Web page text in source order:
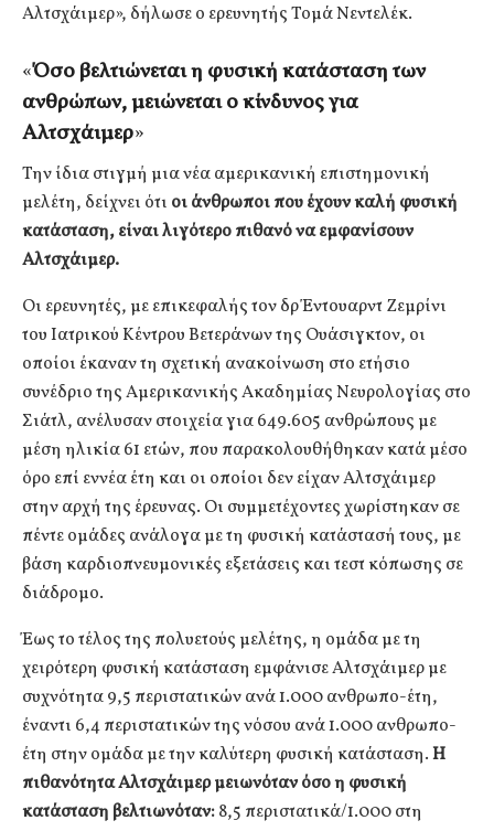
Αλτσχάιμερ», δήλωσε ο ερευνητής Τομά Νεντελέκ.
«Όσο βελτιώνεται η φυσική κατάσταση των
ανθρώπων, μειώνεται ο κίνδυνος για
Αλτσχάιμερ»
Την ίδια στιγμή μια νέα αμερικανική επιστημονική
μελέτη, δείχνει ότι οι άνθρωποι που έχουν καλή φυσική
κατάσταση, είναι λιγότερο πιθανό να εμφανίσουν
Αλτσχάιμερ.
Οι ερευνητές, με επικεφαλής τον δρ Έντουαρντ Ζεμρίνι
του Ιατρικού Κέντρου Βετεράνων της Ουάσιγκτον, οι
οποίοι έκαναν τη σχετική ανακοίνωση στο ετήσιο
συνέδριο της Αμερικανικής Ακαδημίας Νευρολογίας στο
Σιάτλ, ανέλυσαν στοιχεία για 649.605 ανθρώπους με
μέση ηλικία 61 ετών, που παρακολουθήθηκαν κατά μέσο
όρο επί εννέα έτη και οι οποίοι δεν είχαν Αλτσχάιμερ
στην αρχή της έρευνας. Οι συμμετέχοντες χωρίστηκαν σε
πέντε ομάδες ανάλογα με τη φυσική κατάστασή τους, με
βάση καρδιοπνευμονικές εξετάσεις και τεστ κόπωσης σε
διάδρομο.
Έως το τέλος της πολυετούς μελέτης, η ομάδα με τη
χειρότερη φυσική κατάσταση εμφάνισε Αλτσχάιμερ με
συχνότητα 9,5 περιστατικών ανά 1.000 ανθρωπο-έτη,
έναντι 6,4 περιστατικών της νόσου ανά 1.000 ανθρωπο-
έτη στην ομάδα με την καλύτερη φυσική κατάσταση.Η
πιθανότητα Αλτσχάιμερ μειωνόταν όσο η φυσική
κατάσταση βελτιωνόταν:8,5 περιστατικά/1.000 στη